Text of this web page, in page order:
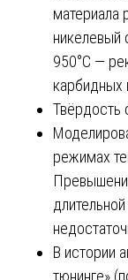
материала
никелевый
950°C —
карбидных
Твёрдость
режимах
В истории
тюнинге»